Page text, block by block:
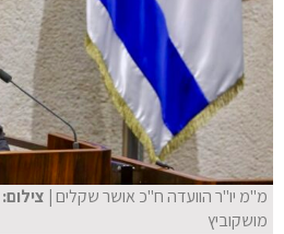
מ"מ יו"ר הוועדה ח"כ אושר שקלים | צילום:
מושקוביץ